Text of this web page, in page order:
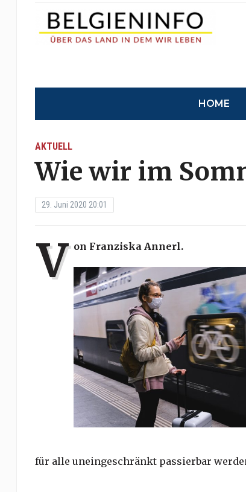
HOME
AKTUELL
Wie wir im
29. Juni 2020 20:01
V on Franziska Annerl.
für alle uneingeschränkt passierbar